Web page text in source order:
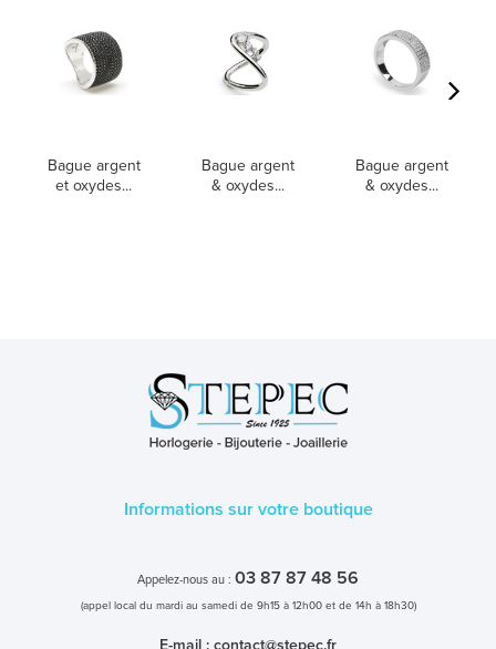
Bague argent
et oxydes...
Bague argent
& oxydes...
Bague argent
& oxydes...
Informations sur votre boutique
Appelez-nous au : 03 87 87 48 56
(appel local du mardi au samedi de 9h15 à 12h00 et de 14h à 18h30)
E-mail : contact@stepec.fr